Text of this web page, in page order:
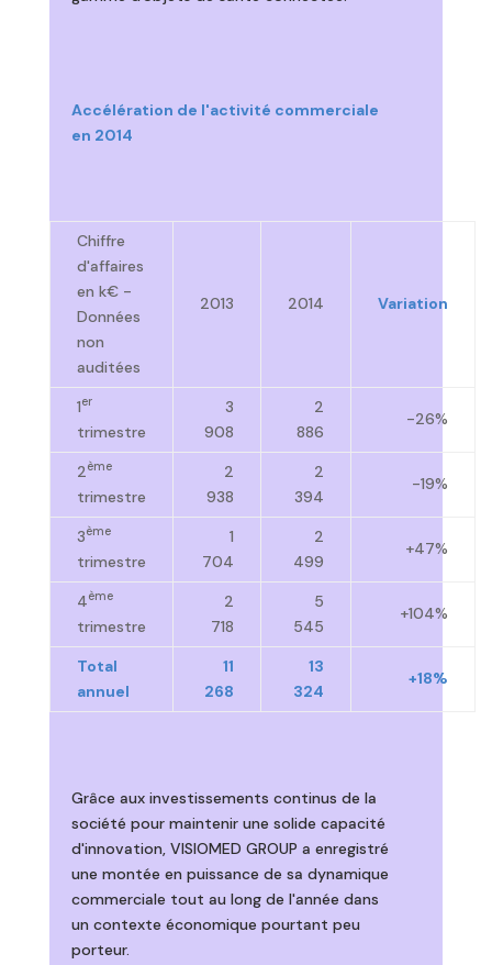
Accélération de l'activité commerciale
en 2014
Chiffre
d'affaires
en k€ -
Données
non
auditées
2013 2014 Variation
1er
trimestre
3
908
2
886
-26%
2ème
trimestre
2
938
2
394
-19%
3ème
trimestre
1
704
2
499
+47%
4ème
trimestre
2
718
5
545
+104%
Total
annuel
11
268
13
324
+18%
Grâce aux investissements continus de la
société pour maintenir une solide capacité
d'innovation, VISIOMED GROUP a enregistré
une montée en puissance de sa dynamique
commerciale tout au long de l'année dans
un contexte économique pourtant peu
porteur.